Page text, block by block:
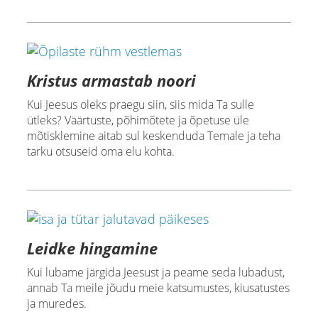
Kristus armastab noori
Kui Jeesus oleks praegu siin, siis mida Ta sulle
ütleks? Väärtuste, põhimõtete ja õpetuse üle
mõtisklemine aitab sul keskenduda Temale ja teha
tarku otsuseid oma elu kohta.
Leidke hingamine
Kui lubame järgida Jeesust ja peame seda lubadust,
annab Ta meile jõudu meie katsumustes, kiusatustes
ja muredes.